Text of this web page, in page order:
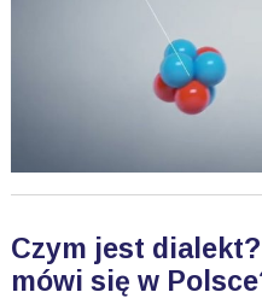
Czym jest
mówi się w